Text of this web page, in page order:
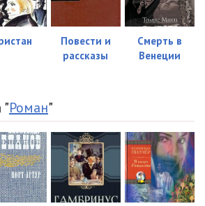
14:21
12:48
15:11
13:31
15:02
Повести и
рассказы
Смерть в
Венеции
"Роман"